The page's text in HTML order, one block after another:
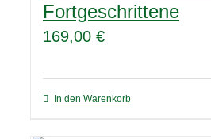
Fortgeschrittene
169,00 €
In den Warenkorb